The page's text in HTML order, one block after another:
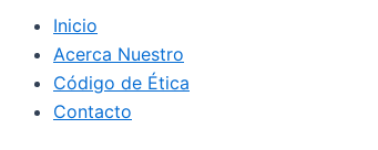
Inicio
Acerca Nuestro
Código de Ética
Contacto